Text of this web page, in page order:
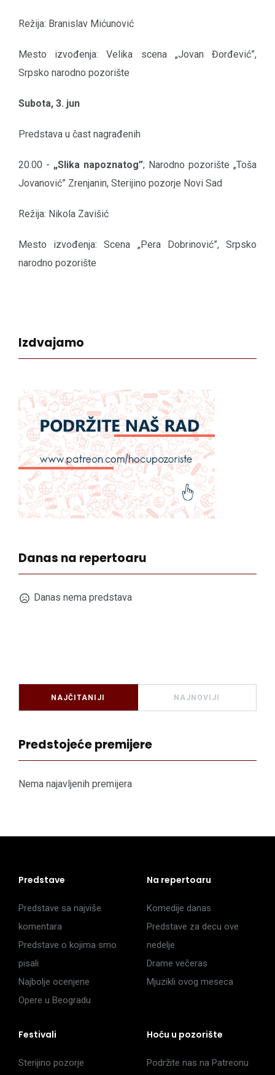
Režija: Branislav Mićunović
Mesto izvođenja: Velika scena „Jovan Đorđević”,
Srpsko narodno pozorište
Subota, 3. jun
Predstava u čast nagrađenih
20.00 - „Slika napoznatog”; Narodno pozorište „Toša
Jovanović” Zrenjanin, Sterijino pozorje Novi Sad
Režija: Nikola Zavišić
Mesto izvođenja: Scena „Pera Dobrinović”, Srpsko
narodno pozorište
Izdvajamo
Danas na repertoaru
Danas nema predstava
NAJČITANIJI NAJNOVIJI
Predstojeće premijere
Nema najavljenih premijera
Predstave
Predstave sa najviše
komentara
Predstave o kojima smo
pisali
Najbolje ocenjene
Opere u Beogradu
Na repertoaru
Komedije danas
Predstave za decu ove
nedelje
Drame večeras
Mjuzikli ovog meseca
Festivali
Sterijino pozorje
Hoću u pozorište
Podržite nas na Patreonu